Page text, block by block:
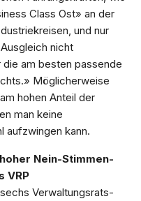
Class Ost» an der
und nur
nicht
am besten passende
Möglicherweise
hohen Anteil der
man keine
aufzwingen kann.
Nein-Stimmen-
VRP
Verwaltungsrats-